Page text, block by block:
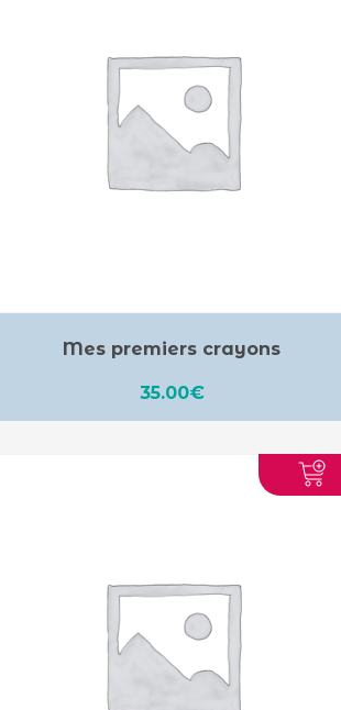
Mes premiers crayons
35.00€